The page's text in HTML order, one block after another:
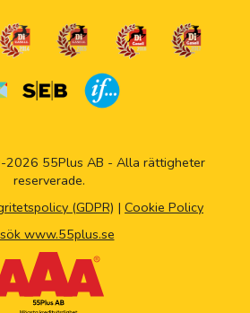
55Plus AB - Alla rättigheter
reserverade.
(GDPR) | Cookie Policy
www.55plus.se